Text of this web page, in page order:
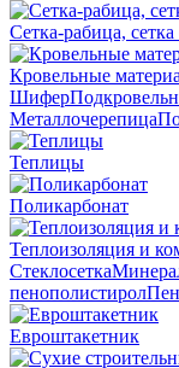
Сетка-рабица,
Кровельные
Шифер
Металлочерепица
Теплицы
Поликарбонат
Теплоизоляция и
Стеклосетка
пенополистирол
Евроштакетник